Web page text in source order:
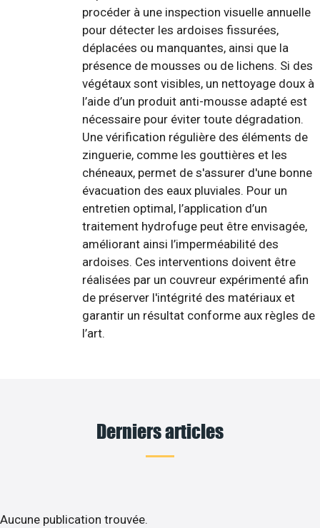
procéder à une inspection visuelle annuelle
pour détecter les ardoises fissurées,
déplacées ou manquantes, ainsi que la
présence de mousses ou de lichens. Si des
végétaux sont visibles, un nettoyage doux à
l’aide d’un produit anti-mousse adapté est
nécessaire pour éviter toute dégradation.
Une vérification régulière des éléments de
zinguerie, comme les gouttières et les
chéneaux, permet de s'assurer d'une bonne
évacuation des eaux pluviales. Pour un
entretien optimal, l’application d’un
traitement hydrofuge peut être envisagée,
améliorant ainsi l’imperméabilité des
ardoises. Ces interventions doivent être
réalisées par un couvreur expérimenté afin
de préserver l'intégrité des matériaux et
garantir un résultat conforme aux règles de
l’art.
Derniers articles
Aucune publication trouvée.